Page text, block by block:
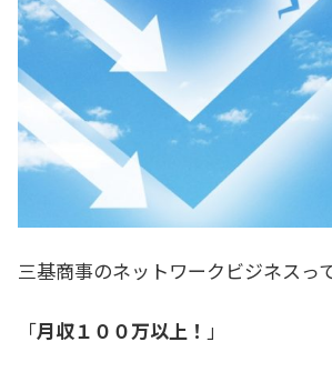
三基商事のネットワークビジネスっ
「月収１００万以上！ 」